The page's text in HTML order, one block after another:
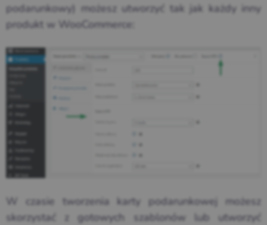
podarunkowy) możesz utworzyć tak jak każdy inny
produkt w WooCommerce:
W czasie tworzenia karty podarunkowej możesz
skorzystać z gotowych szablonów lub utworzyć